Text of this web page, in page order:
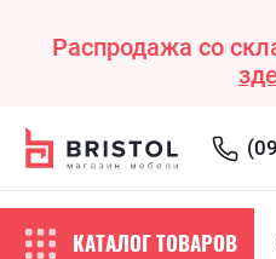
Распродажа со
КАТАЛОГ ТОВАРОВ